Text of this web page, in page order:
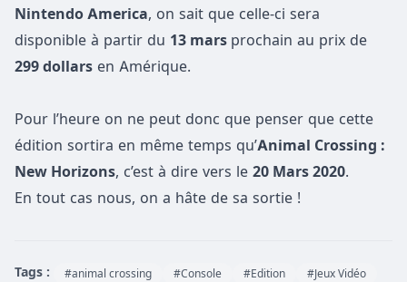
Nintendo America, on sait que celle-ci sera
disponible à partir du 13 mars prochain au prix de
299 dollars en Amérique.
Pour l’heure on ne peut donc que penser que cette
édition sortira en même temps qu’Animal Crossing :
New Horizons, c’est à dire vers le 20 Mars 2020.
En tout cas nous, on a hâte de sa sortie !
Tags : #animal crossing #Console #Edition
#Jeux Vidéo